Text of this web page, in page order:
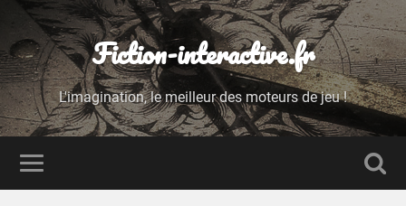
Fiction-interactive.fr
L'imagination, le meilleur des moteurs de jeu !